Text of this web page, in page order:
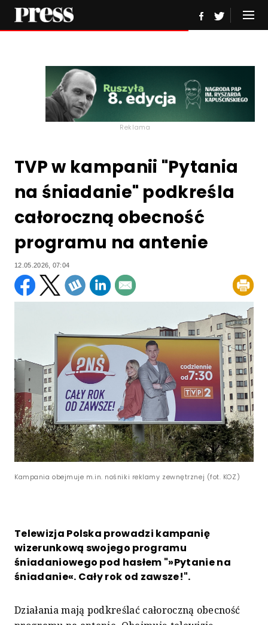
Reklama
TVP w kampanii "Pytania
na śniadanie" podkreśla
całoroczną obecność
programu na antenie
12.05.2026, 07:04
Kampania obejmuje m.in. nośniki reklamy zewnętrznej (fot. KOZ)
Telewizja Polska prowadzi kampanię
wizerunkową swojego programu
śniadaniowego pod hasłem "»Pytanie na
śniadanie«. Cały rok od zawsze!".
Działania mają podkreślać całoroczną obecność